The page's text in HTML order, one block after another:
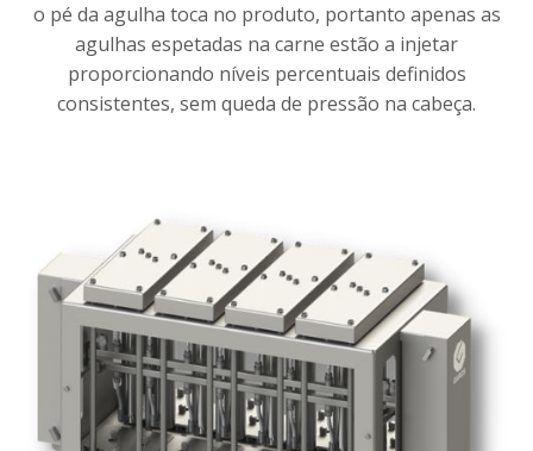
o pé da agulha toca no produto, portanto apenas as
agulhas espetadas na carne estão a injetar
proporcionando níveis percentuais definidos
consistentes, sem queda de pressão na cabeça.